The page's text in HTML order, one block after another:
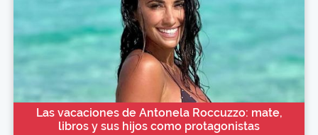
Las vacaciones de Antonela Roccuzzo: mate,
libros y sus hijos como protagonistas